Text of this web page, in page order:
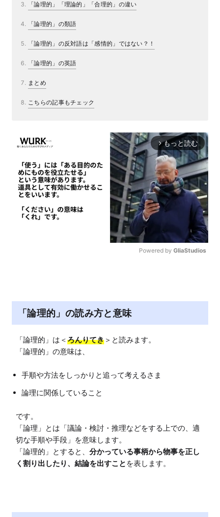
「論理的」「理論的」「合理的」の違い
「論理的」の類語
「論理的」の反対語は「感情的」ではない？！
「論理的」の英語
まとめ
こちらの記事もチェック
arrow_forward_ios もっと読む
Powered by GliaStudios
「論理的」の読み方と意味
「論理的」は＜ろんりてき＞と読みます。
手順や方法をしっかりと追って考えるさま
論理に関係していること
です。
「論理」とは「議論・検討・推理などをする上での、適
切な手順や手段」を意味します。
「論理的」とすると、 分かっている事柄から物事を正し
く割り出したり、結論を出すこと